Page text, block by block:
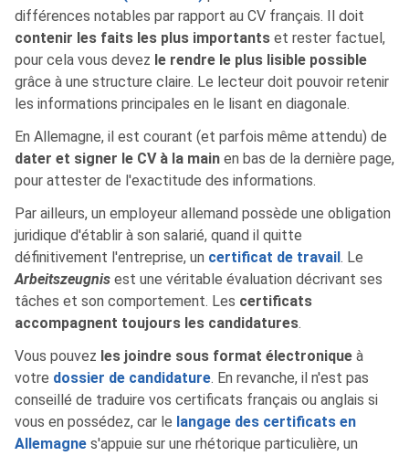
différences notables par rapport au CV français. Il doit
contenir les faits les plus importants et rester factuel,
pour cela vous devez le rendre le plus lisible possible
grâce à une structure claire. Le lecteur doit pouvoir retenir
les informations principales en le lisant en diagonale.
En Allemagne, il est courant (et parfois même attendu) de
dater et signer le CV à la main en bas de la dernière page,
pour attester de l'exactitude des informations.
Par ailleurs, un employeur allemand possède une obligation
juridique d'établir à son salarié, quand il quitte
définitivement l'entreprise, un certificat de travail . Le
Arbeitszeugnis est une véritable évaluation décrivant ses
tâches et son comportement. Les certificats
accompagnent toujours les candidatures.
Vous pouvez les joindre sous format électronique à
votre dossier de candidature. En revanche, il n'est pas
conseillé de traduire vos certificats français ou anglais si
vous en possédez, car le langage des certificats en
Allemagne s'appuie sur une rhétorique particulière, un